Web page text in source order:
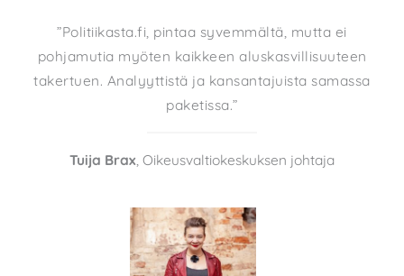
”Politiikasta.fi, pintaa syvemmältä, mutta ei
pohjamutia myöten kaikkeen aluskasvillisuuteen
takertuen. Analyyttistä ja kansantajuista samassa
paketissa.”
Tuija Brax, Oikeusvaltiokeskuksen johtaja